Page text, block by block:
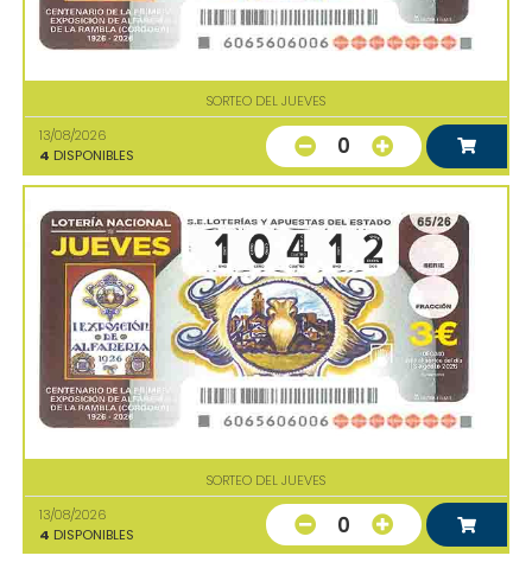
SORTEO DEL JUEVES
13/08/2026
4 DISPONIBLES 0
SORTEO DEL JUEVES
13/08/2026
4 DISPONIBLES 0